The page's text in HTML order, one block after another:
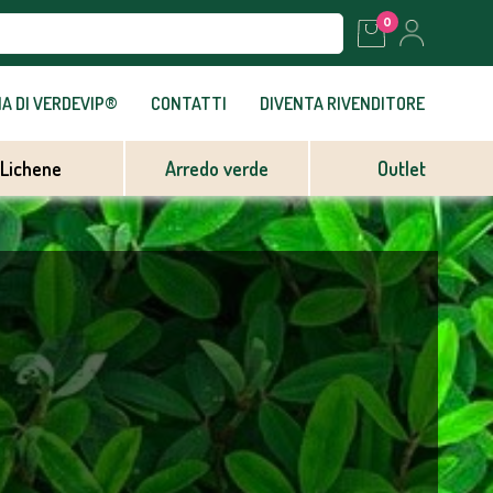
0
DI VERDEVIP® CONTATTI DIVENTA RIVENDITORE
Lichene Arredo verde Outlet
Piante grasse Piante per esterno
Alloro Areca
Bouganville Cactus
Croton Cycus Palm
Grass Kentia
Pesco Piante da Frutto